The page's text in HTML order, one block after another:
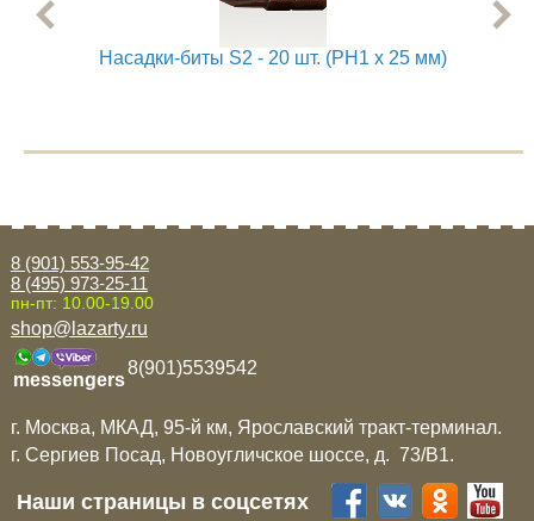
Насадки-биты S2 - 20 шт. (PH1 x 25 мм)
8 (901) 553-95-42
8 (495) 973-25-11
пн-пт: 10.00-19.00
shop@lazarty.ru
messengers
8(901)5539542
г. Москва, МКАД, 95-й км, Ярославский тракт-терминал.
г. Сергиев Посад, Новоугличское шоссе, д. 73/B1.
Наши страницы в соцсетях
Mitsubishi
Renault
Suzuki
Toyota
Volkswagen
УАЗ
Дополнительные товары